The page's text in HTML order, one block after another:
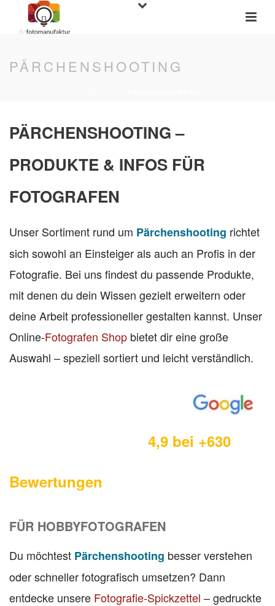
PÄRCHENSHOOTING
PÄRCHENSHOOTING –
PRODUKTE & INFOS FÜR
FOTOGRAFEN
Unser Sortiment rund um Pärchenshooting richtet
sich sowohl an Einsteiger als auch an Profis in der
Fotografie. Bei uns findest du passende Produkte,
mit denen du dein Wissen gezielt erweitern oder
deine Arbeit professioneller gestalten kannst. Unser
Online-Fotografen Shop bietet dir eine große
Auswahl – speziell sortiert und leicht verständlich.
4,9 bei +630
Bewertungen
FÜR HOBBYFOTOGRAFEN
Du möchtest Pärchenshooting besser verstehen
oder schneller fotografisch umsetzen? Dann
entdecke unsere Fotografie-Spickzettel – gedruckte